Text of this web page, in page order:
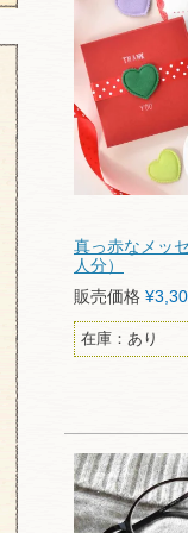
真っ赤なメッ
人分）
販売価格 ¥
在庫：あり